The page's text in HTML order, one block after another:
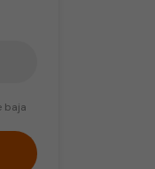
baja